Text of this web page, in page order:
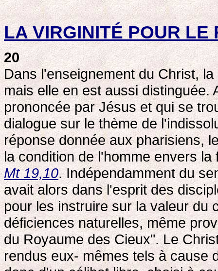
LA VIRGINITÉ POUR LE
20
Dans l'enseignement du Christ,
mais elle en est aussi distinguée.
prononcée par Jésus et qui se
dialogue sur le thème de
réponse donnée aux pharisiens,
la condition de l'homme envers
Mt 19,10. Indépendamment du
avait alors dans l'esprit des
pour les instruire sur la valeur du
déficiences naturelles, même
du Royaume des Cieux". Le
rendus eux- mêmes tels à cause